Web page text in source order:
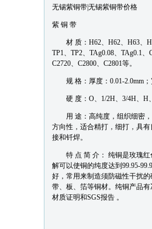
无锡紫铜带|无锡紫铜带价格
紫 铜 带
材 质：H62、H62、H63、
TP1、TP2、TAg0.08、TAg0.1、
C2720、C2800、C2801等。
规 格：厚度：0.01-2.0mm；
硬 度：O、1/2H、3/4H、H
用 途：高纯度，组织细密，
方向性，适合精打，细打，具
接和钎焊。
特 点 简 介： 纯铜是玫瑰红
解可以使铜的纯度达到99.95-
好，常用来制造须防磁性干扰
带、板、箔等铜材。纯铜产品
材质证明和SGS报告 。